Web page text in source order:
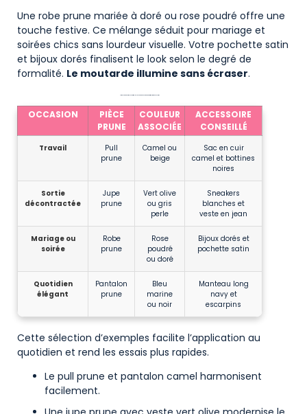
Une robe prune mariée à doré ou rose poudré offre une
touche festive. Ce mélange séduit pour mariage et
soirées chics sans lourdeur visuelle. Votre pochette satin
et bijoux dorés finalisent le look selon le degré de
formalité. Le moutarde illumine sans écraser.
OCCASION
PIÈCE
PRUNE
COULEUR
ASSOCIÉE
ACCESSOIRE
CONSEILLÉ
Travail
Pull
prune
Camel ou
beige
Sac en cuir
camel et bottines
noires
Sortie
décontractée
Jupe
prune
Vert olive
ou gris
perle
Sneakers
blanches et
veste en jean
Mariage ou
soirée
Robe
prune
Rose
poudré
ou doré
Bijoux dorés et
pochette satin
Quotidien
élégant
Pantalon
prune
Bleu
marine
ou noir
Manteau long
navy et
escarpins
Cette sélection d’exemples facilite l’application au
quotidien et rend les essais plus rapides.
Le pull prune et pantalon camel harmonisent
facilement.